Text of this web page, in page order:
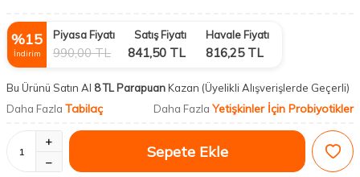
%15
İndirim
Piyasa Fiyatı
990,00TL
Satış Fiyatı
841,50 TL
Havale Fiyatı
816,25TL
Bu Ürünü Satın Al 8 TL ParapuanKazan (Üyelikli Alışverişlerde Geçerli)
Daha Fazla Tabilaç Daha Fazla Yetişkinler İçin Probiyotikler
Sepete Ekle